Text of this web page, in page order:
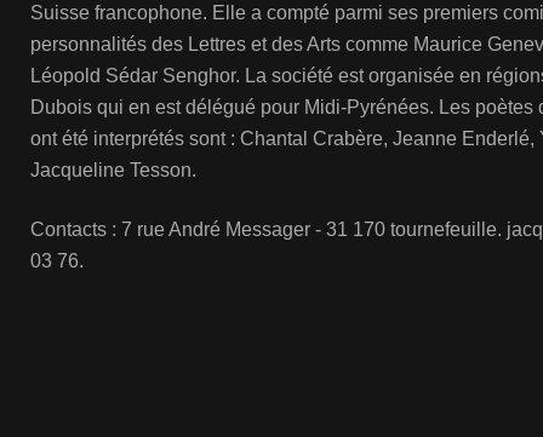
Suisse francophone. Elle a compté parmi ses premiers
personnalités des Lettres et des Arts comme Maurice
Léopold Sédar Senghor. La société est organisée en
Dubois qui en est délégué pour Midi-Pyrénées. Les poètes
ont été interprétés sont : Chantal Crabère, Jeanne Enderlé,
Jacqueline Tesson.
Contacts : 7 rue André Messager - 31 170 tournefeuille.
03 76.